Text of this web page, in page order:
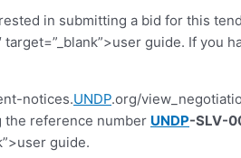
in submitting a bid for this
guide. If you
notices.UNDP.org/
the reference number UNDP-SLV-
guide.